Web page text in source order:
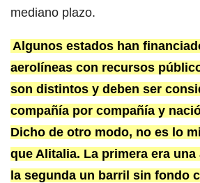
mediano plazo.
Algunos estados han
aerolíneas con recursos
son distintos y deben ser
compañía por compañía y
Dicho de otro modo, no es lo
que Alitalia. La primera era una
la segunda un barril sin fondo